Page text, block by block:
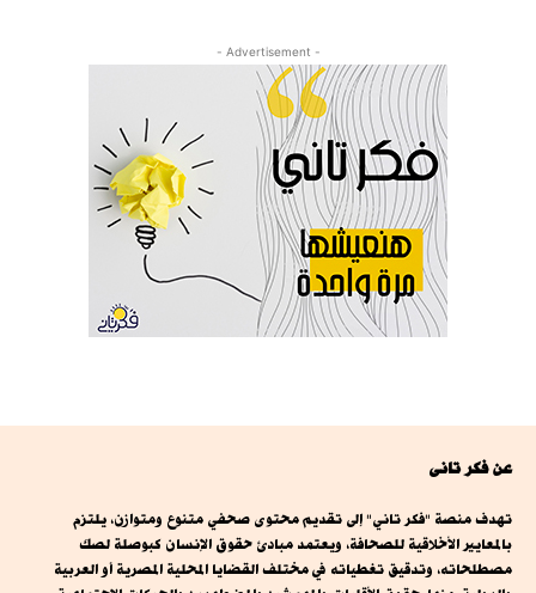
- Advertisement -
عن فكر تانى
تهدف منصة "فكر تاني" إلى تقديم محتوى صحفي متنوع ومتوازن، يلتزم
بالمعايير الأخلاقية للصحافة، ويعتمد مبادئ حقوق الإنسان كبوصلة لصك
مصطلحاته، وتدقيق تغطياته في مختلف القضايا المحلية المصرية أو العربية